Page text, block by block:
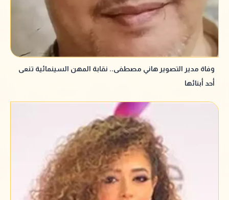
وفاة مدير التصوير هاني مصطفى.. نقابة المهن السينمائية تنعى
أحد أبنائها